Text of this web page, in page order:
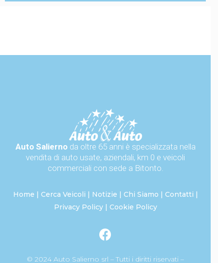
Auto Saliernoda oltre 65 anni è specializzata nella
vendita di auto usate, aziendali, km 0 e veicoli
commerciali con sede a Bitonto.
Home | Cerca Veicoli | Notizie | Chi Siamo | Contatti |
Privacy Policy| Cookie Policy
© 2024 Auto Salierno srl – Tutti i diritti riservati –